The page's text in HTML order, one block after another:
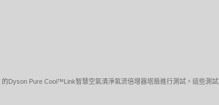
Dyson Pure Cool™Link智慧空氣清淨氣流倍增器塔扇進行測試。這些測試